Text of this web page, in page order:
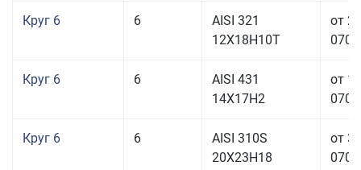
Круг 6 6
AISI 321
12Х18Н10Т
от
Круг 6 6
AISI 431
14Х17Н2
от
Круг 6 6
AISI 310S
20Х23Н18
от